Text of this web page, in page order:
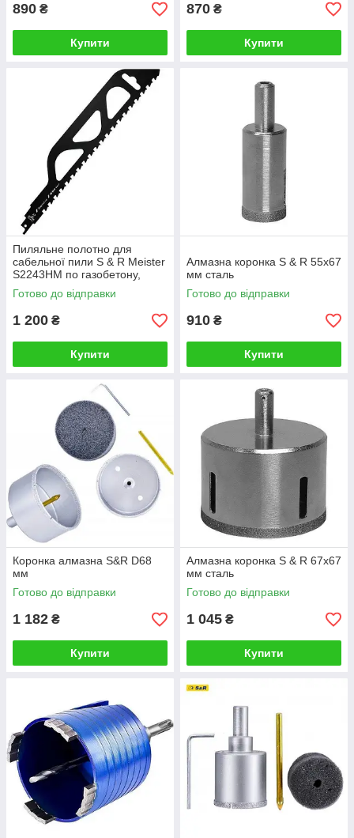
890 ₴
Купити
870 ₴
Купити
Пиляльне полотно для
сабельної пили S & R Meister
S2243HM по газобетону,
цегли L455мм
Готово до відправки
1 200 ₴
Купити
Алмазна коронка S & R 55x67
мм сталь
Готово до відправки
910 ₴
Купити
Коронка алмазна S&R D68
мм
Готово до відправки
1 182 ₴
Купити
Алмазна коронка S & R 67x67
мм сталь
Готово до відправки
1 045 ₴
Купити